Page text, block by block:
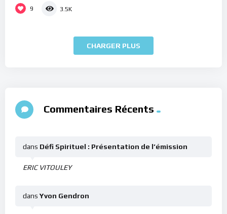
9 3.5K
CHARGER PLUS
Commentaires Récents
ERIC VITOULEY
dans Défi Spirituel : Présentation de l’émission
dans Yvon Gendron